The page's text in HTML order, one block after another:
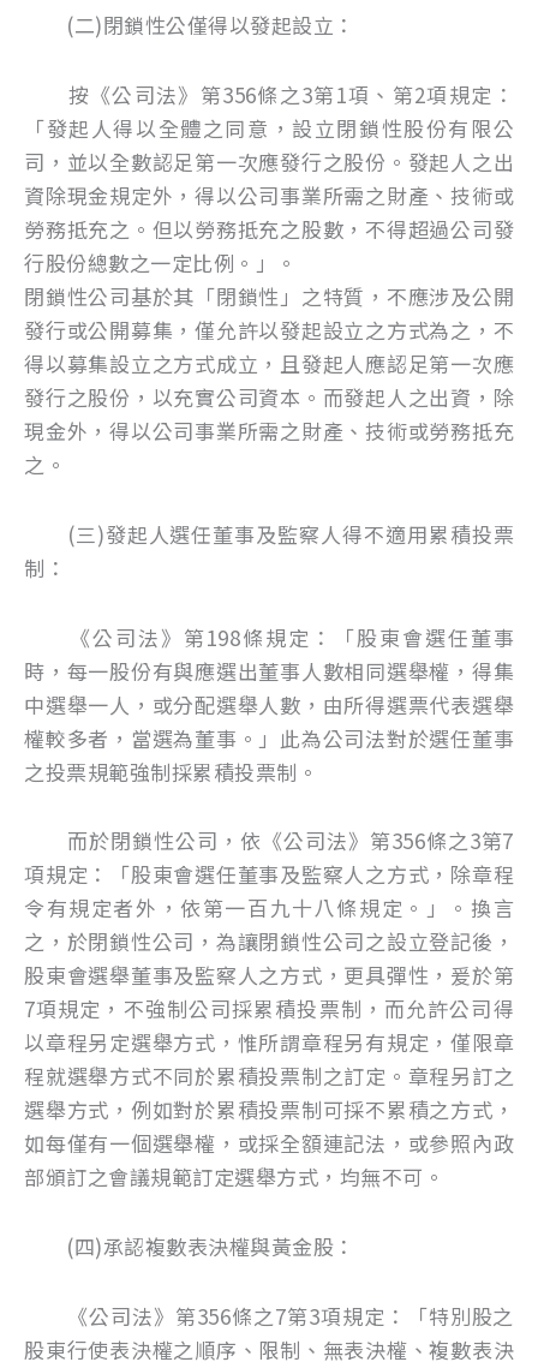
(二)閉鎖性公僅得以發起設立：
按《公司法》第356條之3第1項、第2項規定：
「發起人得以全體之同意，設立閉鎖性股份有限公
司，並以全數認足第一次應發行之股份。發起人之出
資除現金規定外，得以公司事業所需之財產、技術或
勞務抵充之。但以勞務抵充之股數，不得超過公司發
行股份總數之一定比例。」。
閉鎖性公司基於其「閉鎖性」之特質，不應涉及公開
發行或公開募集，僅允許以發起設立之方式為之，不
得以募集設立之方式成立，且發起人應認足第一次應
發行之股份，以充實公司資本。而發起人之出資，除
現金外，得以公司事業所需之財產、技術或勞務抵充
之。
(三)發起人選任董事及監察人得不適用累積投票
制：
《公司法》第198條規定：「股東會選任董事
時，每一股份有與應選出董事人數相同選舉權，得集
中選舉一人，或分配選舉人數，由所得選票代表選舉
權較多者，當選為董事。」此為公司法對於選任董事
之投票規範強制採累積投票制。
而於閉鎖性公司，依《公司法》第356條之3第7
項規定：「股東會選任董事及監察人之方式，除章程
令有規定者外，依第一百九十八條規定。」。換言
之，於閉鎖性公司，為讓閉鎖性公司之設立登記後，
股東會選舉董事及監察人之方式，更具彈性，爰於第
7項規定，不強制公司採累積投票制，而允許公司得
以章程另定選舉方式，惟所謂章程另有規定，僅限章
程就選舉方式不同於累積投票制之訂定。章程另訂之
選舉方式，例如對於累積投票制可採不累積之方式，
如每僅有一個選舉權，或採全額連記法，或參照內政
部頒訂之會議規範訂定選舉方式，均無不可。
(四)承認複數表決權與黃金股：
《公司法》第356條之7第3項規定：「特別股之
股東行使表決權之順序、限制、無表決權、複數表決